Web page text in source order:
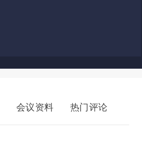
会议资料 热门评论